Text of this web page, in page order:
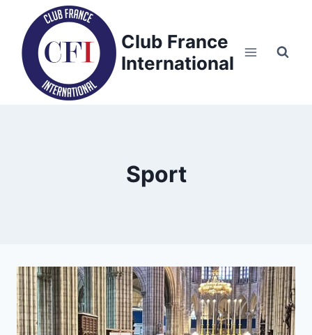
content
Club France
International
Sport